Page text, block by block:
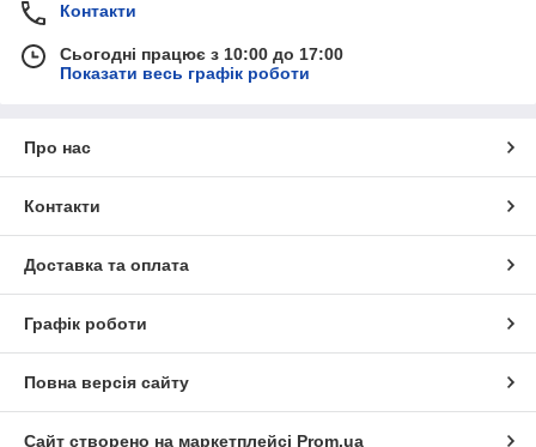
Контакти
Сьогодні працює з 10:00 до 17:00
Показати весь графік роботи
Про нас
Контакти
Доставка та оплата
Графік роботи
Повна версія сайту
Сайт створено на маркетплейсі Prom.ua